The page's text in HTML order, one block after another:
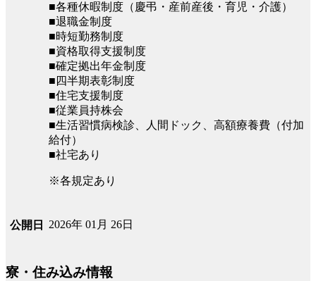
■各種休暇制度（慶弔・産前産後・育児・介護）
■退職金制度
■時短勤務制度
■資格取得支援制度
■確定拠出年金制度
■四半期表彰制度
■住宅支援制度
■従業員持株会
■生活習慣病検診、人間ドック、高額療養費（付加
給付）
■社宅あり
※各規定あり
公開日 2026年 01月 26日
寮・住み込み情報